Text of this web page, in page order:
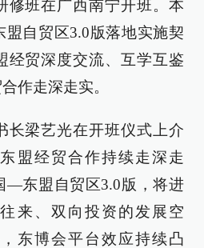
班在广西南宁开班。本
自贸区3.0版落地实施契
经贸深度交流、互学互鉴
作走深走实。
长梁艺光在开班仪式上介
盟经贸合作持续走深走
—东盟自贸区3.0版，将进
来、双向投资的发展空
东博会平台效应持续凸